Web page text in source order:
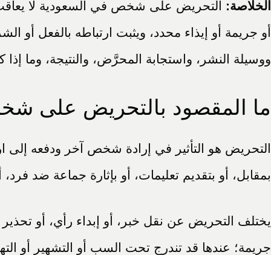
الخلاصة: التحريض على شخص في السعودية لا يعاقب
أو جريمة أو إيذاء محدد، ويثبت ارتباطه بالفعل
ووسيلة النشر، واستجابة المحرَّض، والنتيجة، وما إذا
ما المقصود بالتحريض على
التحريض هو التأثير في إرادة شخص آخر ودفعه
بمقابل، أو بتقديم تعليمات، أو بإثارة جماعة ضد
يختلف التحريض عن نقل خبر، أو إبداء رأي، أو
جريمة؛ عندها قد تندرج تحت السب أو التشهير أو